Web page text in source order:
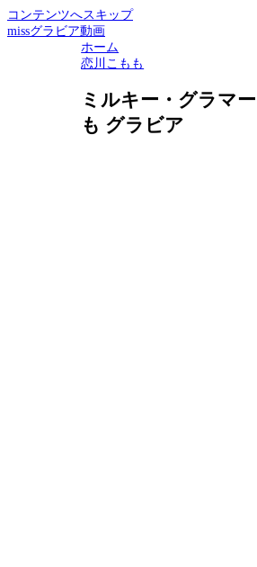
コンテンツへスキップ
missグラビア動画
ホーム
恋川こもも
ミルキー・グラマ
も グラビア